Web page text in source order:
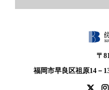
〒
福岡市早良区祖原14－